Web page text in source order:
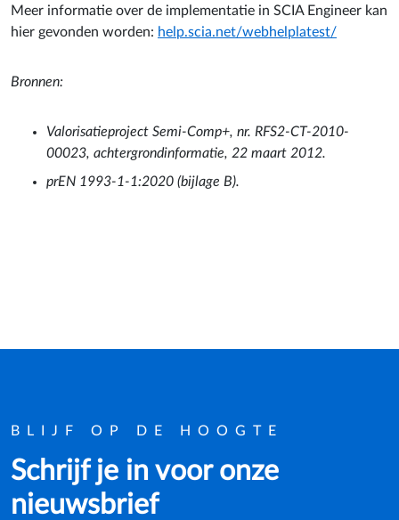
Meer informatie over de implementatie in SCIA Engineer kan
hier gevonden worden: help.scia.net/webhelplatest/
Bronnen:
Valorisatieproject Semi-Comp+, nr. RFS2-CT-2010-
00023, achtergrondinformatie, 22 maart 2012.
prEN 1993-1-1:2020 (bijlage B).
BLIJF OP DE HOOGTE
Schrijf je in voor onze
nieuwsbrief